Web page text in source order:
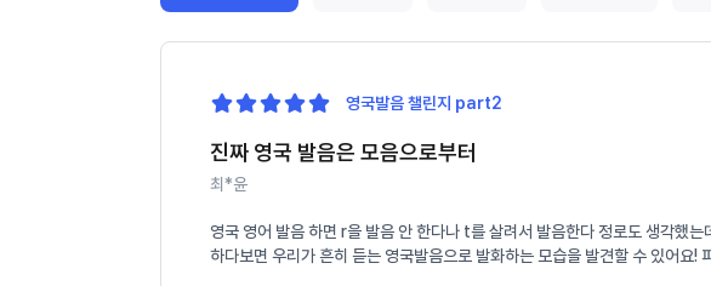
영국발음 챌린지 part2
진짜 영국 발음은 모음으로부터
최*윤
영국 영어 발음 하면 r을 발음 안 한다나 t를 살려서 발음한다 정로도 생각했
하다보면 우리가 흔히 듣는 영국발음으로 발화하는 모습을 발견할 수 있어요!